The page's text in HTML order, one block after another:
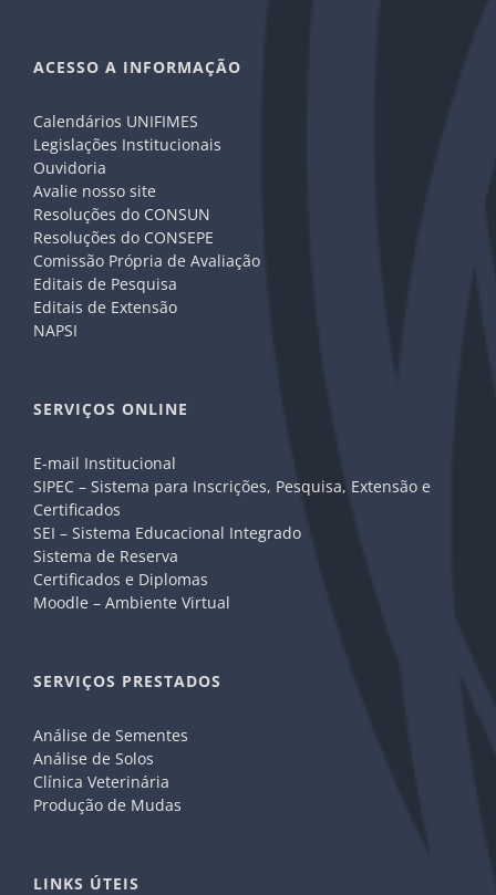
ACESSO A INFORMAÇÃO
Calendários UNIFIMES
Legislações Institucionais
Ouvidoria
Avalie nosso site
Resoluções do CONSUN
Resoluções do CONSEPE
Comissão Própria de Avaliação
Editais de Pesquisa
Editais de Extensão
NAPSI
SERVIÇOS ONLINE
E-mail Institucional
SIPEC – Sistema para Inscrições, Pesquisa, Extensão e
Certificados
SEI – Sistema Educacional Integrado
Sistema de Reserva
Certificados e Diplomas
Moodle – Ambiente Virtual
SERVIÇOS PRESTADOS
Análise de Sementes
Análise de Solos
Clínica Veterinária
Produção de Mudas
LINKS ÚTEIS